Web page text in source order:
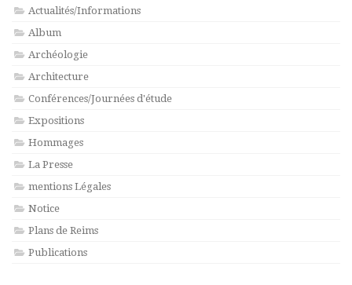
Actualités/Informations
Album
Archéologie
Architecture
Conférences/Journées d'étude
Expositions
Hommages
La Presse
mentions Légales
Notice
Plans de Reims
Publications